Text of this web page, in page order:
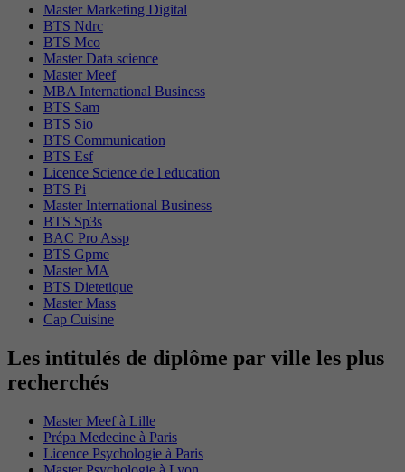
Master Marketing Digital
BTS Ndrc
BTS Mco
Master Data science
Master Meef
MBA International Business
BTS Sam
BTS Sio
BTS Communication
BTS Esf
Licence Science de l education
BTS Pi
Master International Business
BTS Sp3s
BAC Pro Assp
BTS Gpme
Master MA
BTS Dietetique
Master Mass
Cap Cuisine
Les intitulés de diplôme par ville les plus
recherchés
Master Meef à Lille
Prépa Medecine à Paris
Licence Psychologie à Paris